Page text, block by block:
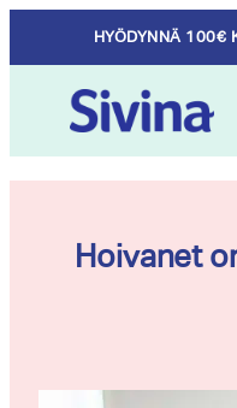
content
HYÖDYNNÄ 100€
Hoivanet